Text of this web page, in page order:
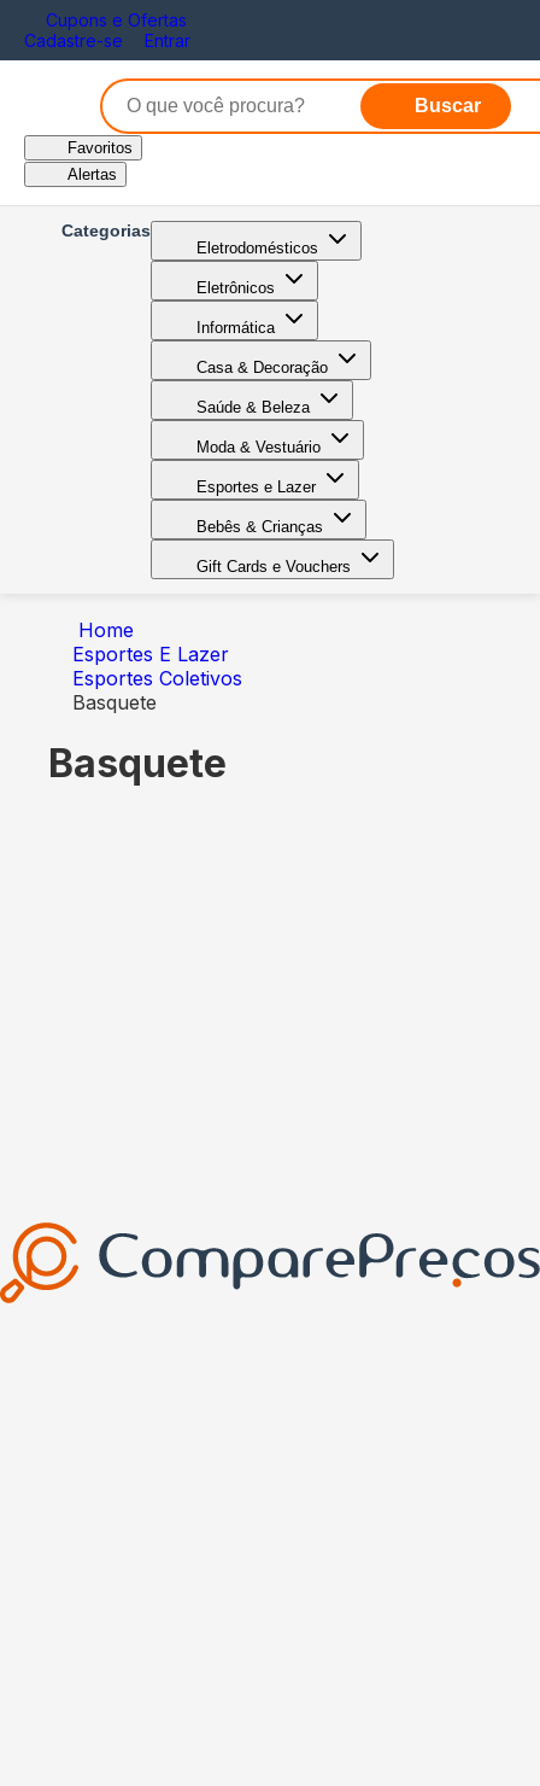
Cupons e Ofertas
Cadastre-se
Entrar
Buscar
Favoritos
Alertas
Categorias
Eletrodomésticos
Eletrônicos
Informática
Casa & Decoração
Saúde & Beleza
Moda & Vestuário
Esportes e Lazer
Bebês & Crianças
Gift Cards e Vouchers
Home
Esportes E Lazer
Esportes Coletivos
Basquete
Basquete